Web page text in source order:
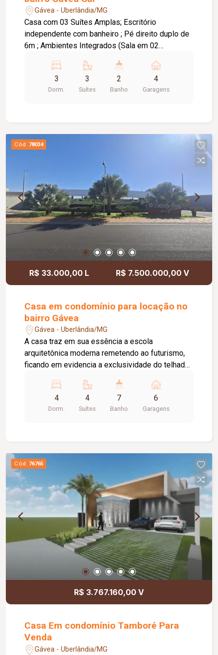
Gávea - Uberlândia/MG
Casa com 03 Suítes Amplas; Escritório
independente com banheiro ; Pé direito duplo de
6m ; Ambientes Integrados (Sala em 02
ampla ; Espaço gourmet completo com piscina
aquecida ; Água aquecida em todas as torneiras ;
Área de serviço ampla e independente ; Banheiro
Imponente e atemporal ; Condomínio com área de
lazer completa
3
Dorm.
3
Suítes
2
Banho
4
Garagens
Cód. 78034
R$ 33.000,00 L R$ 7.500.000,00 V
Casa em condomínio para locação no
bairro Gávea
Gávea - Uberlândia/MG
A casa traz em sua essência a escola
arquitetônica moderna remetendo ao futurismo,
ficando em evidencia a exclusividade do telhado
aparente e sua impactante piscina. Segundo
Andar: - 4 suítes com closets -
Biblioteca/escritório Primeiro Andar: - home
elevador; - sala gourmet com churrasqueira; -
lavabo gourmet; - ducha; - cozinha com
despensa; - Lavanderia; - banheiro de serviço; -
estendal; - deque; - piscina com raia de 20mts e
hidromassagem - energia fotovoltalica para conta
em torno de R$ 1100,00 - aquecimento solar; -
boiler pressurizado
4
Dorm.
4
Suítes
7
Banho
6
Garagens
Cód. 76765
R$ 3.767.160,00 V
Casa Em condomínio Tamboré Para
Venda
Gávea - Uberlândia/MG